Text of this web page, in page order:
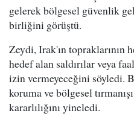
gelerek bölgesel güvenlik
birliğini görüştü.
Zeydi, Irak'ın topraklarının
hedef alan saldırılar veya
izin vermeyeceğini söyledi.
koruma ve bölgesel
kararlılığını yineledi.